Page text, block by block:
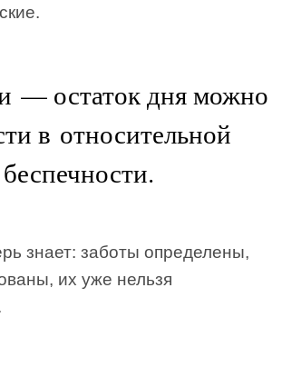
— остаток дня можно
в относительной
беспечности.
знает: заботы определены,
их уже нельзя